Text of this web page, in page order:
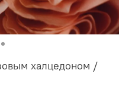
халцедоном /